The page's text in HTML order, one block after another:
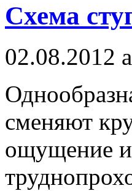
Схема
02.08.2012
сменяют
ощущение